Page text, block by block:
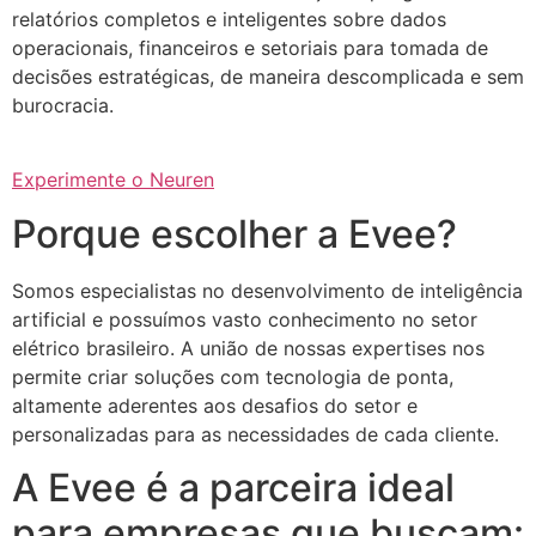
relatórios completos e inteligentes sobre dados
operacionais, financeiros e setoriais para tomada de
decisões estratégicas, de maneira descomplicada e sem
burocracia.
Experimente o Neuren
Porque escolher a Evee?
Somos especialistas no desenvolvimento de inteligência
artificial e possuímos vasto conhecimento no setor
elétrico brasileiro. A união de nossas expertises nos
permite criar soluções com tecnologia de ponta,
altamente aderentes aos desafios do setor e
personalizadas para as necessidades de cada cliente.
A Evee é a parceira ideal